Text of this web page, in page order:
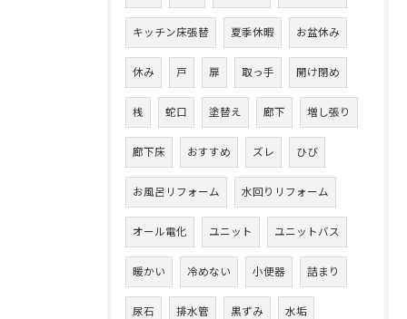
キッチン床張替 夏季休暇 お盆休み
休み 戸 扉 取っ手 開け閉め
桟 蛇口 塗替え 廊下 増し張り
廊下床 おすすめ ズレ ひび
お風呂リフォーム 水回りリフォーム
オール電化 ユニット ユニットバス
暖かい 冷めない 小便器 詰まり
尿石 排水管 黒ずみ 水垢